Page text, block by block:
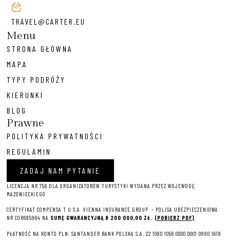
TRAVEL@CARTER.EU
Menu
STRONA GŁÓWNA
MAPA
TYPY PODRÓŻY
KIERUNKI
BLOG
Prawne
POLITYKA PRYWATNOŚCI
REGULAMIN
ZADAJ NAM PYTANIE
LICENCJA NR 756 DLA ORGANIZATORÓW TURYSTYKI WYDANA PRZEZ WOJEWODĘ
MAZOWIECKIEGO
CERTYFIKAT COMPENSA T U S.A. VIENNA INSURANCE GROUP – POLISA UBEZPIECZENIOWA
NR COR695964 NA SUMĘ GWARANCYJNĄ 8 200 000,00 ZŁ. (POBIERZ PDF)
PŁATNOŚĆ NA KONTO PLN: SANTANDER BANK POLSKA S.A. 22 1090 1056 0000 0001 0990 1619